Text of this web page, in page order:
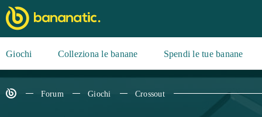
Giochi Colleziona le banane Spendi le tue banane
Forum Giochi Crossout
Chief Almighty: First Thunder
BC (Android)
Clash of Avatars